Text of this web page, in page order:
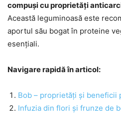
compuși cu proprietăți
Această leguminoasă este
aportul său bogat în proteine
esențiali.
Navigare rapidă în articol:
Bob – proprietăți și beneficii
Infuzia din flori și frunze de